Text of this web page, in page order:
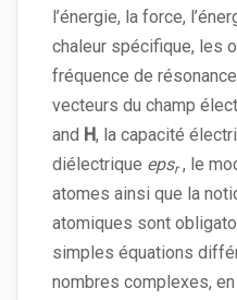
l’énergie, la force,
chaleur spécifique, les
fréquence de
vecteurs du champ
and H, la capacité
diélectrique epsr, le
atomes ainsi que la
atomiques sont
simples équations
nombres complexes,